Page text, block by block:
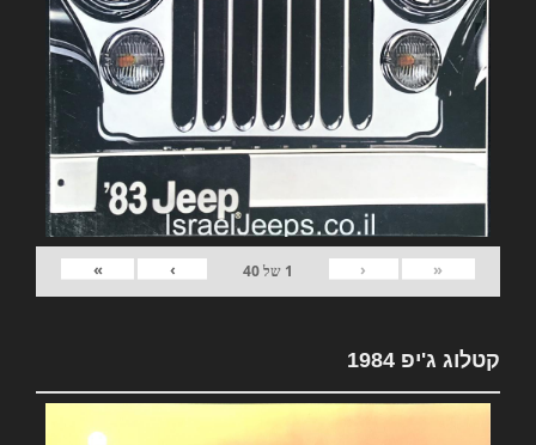
«
‹
1 של40
›
»
קטלוג ג'יפ 1984